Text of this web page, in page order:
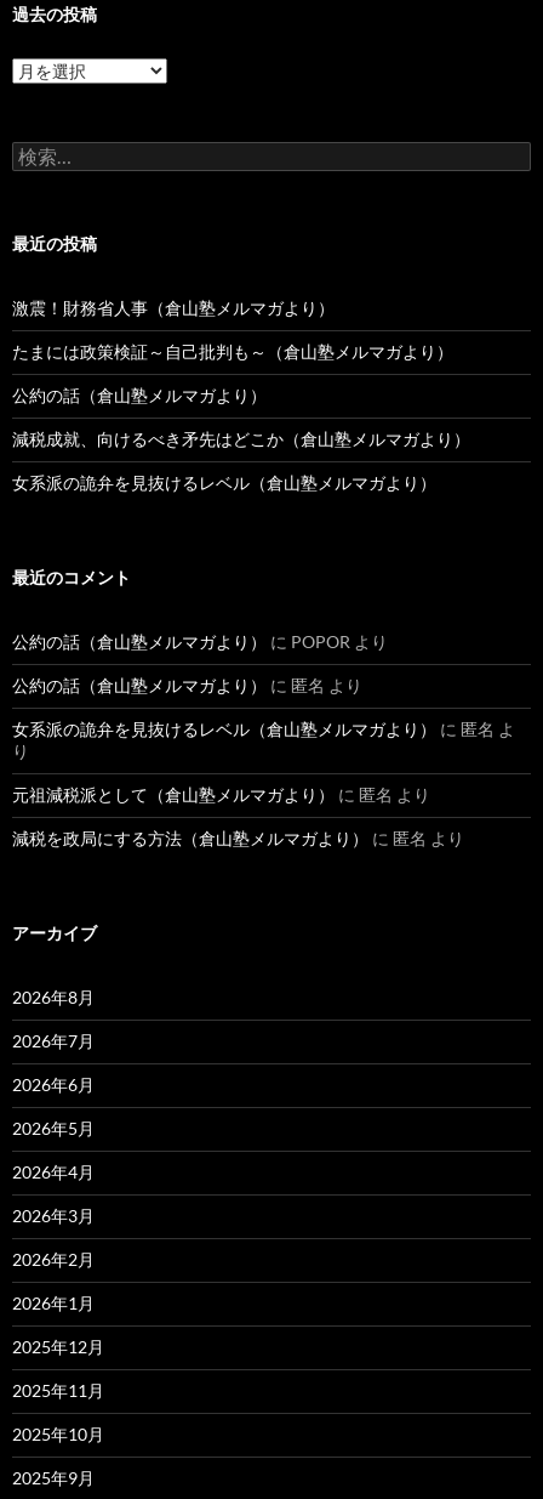
過去の投稿
過
去
稿
検
索:
最近の投稿
激震！財務省人事（倉山塾メルマガより）
たまには政策検証～自己批判も～（倉山塾メルマガより）
公約の話（倉山塾メルマガより）
減税成就、向けるべき矛先はどこか（倉山塾メルマガより）
女系派の詭弁を見抜けるレベル（倉山塾メルマガより）
最近のコメント
公約の話（倉山塾メルマガより） に POPOR より
公約の話（倉山塾メルマガより） に 匿名 より
女系派の詭弁を見抜けるレベル（倉山塾メルマガより） に 匿名 よ
り
元祖減税派として（倉山塾メルマガより） に 匿名 より
減税を政局にする方法（倉山塾メルマガより） に 匿名 より
アーカイブ
2026年8月
2026年7月
2026年6月
2026年5月
2026年4月
2026年3月
2026年2月
2026年1月
2025年12月
2025年11月
2025年10月
2025年9月